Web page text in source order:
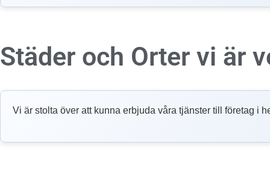
Städer och Orter vi är
Vi är stolta över att kunna erbjuda våra tjänster till företag i